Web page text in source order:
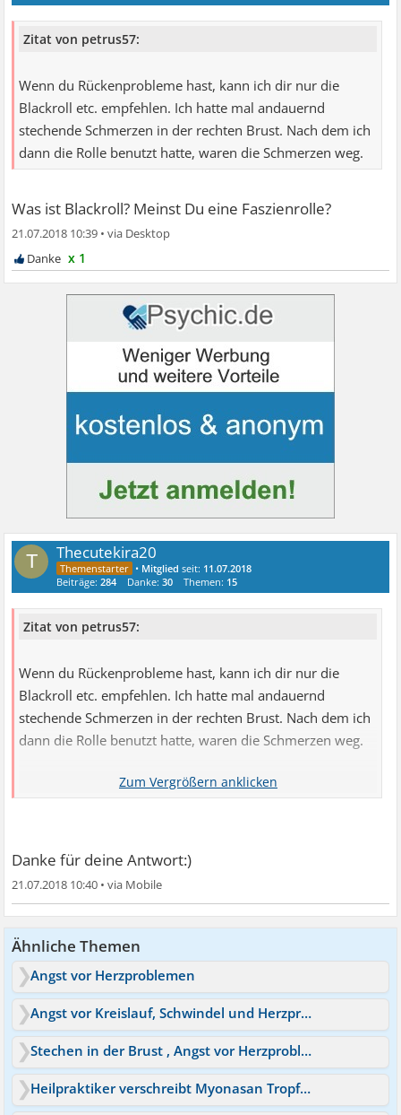
Zitat von petrus57:
Wenn du Rückenprobleme hast, kann ich dir nur die
Blackroll etc. empfehlen. Ich hatte mal andauernd
stechende Schmerzen in der rechten Brust. Nach dem ich
dann die Rolle benutzt hatte, waren die Schmerzen weg.
Was ist Blackroll? Meinst Du eine Faszienrolle?
21.07.2018 10:39 •
x 1
T Thecutekira20
• Mitglied seit: 11.07.2018
Beiträge:284 Danke:30 Themen: 15
Zitat von petrus57:
Wenn du Rückenprobleme hast, kann ich dir nur die
Blackroll etc. empfehlen. Ich hatte mal andauernd
stechende Schmerzen in der rechten Brust. Nach dem ich
dann die Rolle benutzt hatte, waren die Schmerzen weg.
Danke für deine Antwort:)
21.07.2018 10:40 •
Ähnliche Themen
Angst vor Herzproblemen
Angst vor Kreislauf, Schwindel und Herzproblemen
Stechen in der Brust , Angst vor Herzproblemen
Heilpraktiker verschreibt Myonasan Tropfen Herzproblemen?